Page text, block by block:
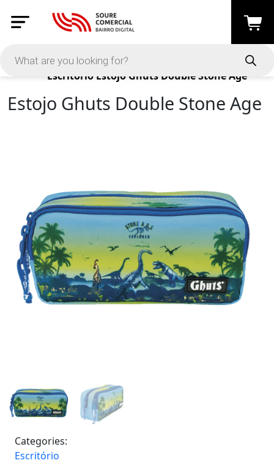
Products
Escritório Estojo Ghuts Double Stone Age
Estojo Ghuts Double Stone Age
Categories:
Escritório